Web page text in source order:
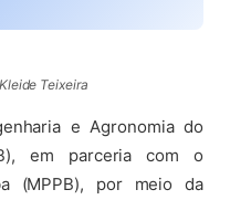
Teixeira
e Agronomia do
em parceria com o
(MPPB), por meio da